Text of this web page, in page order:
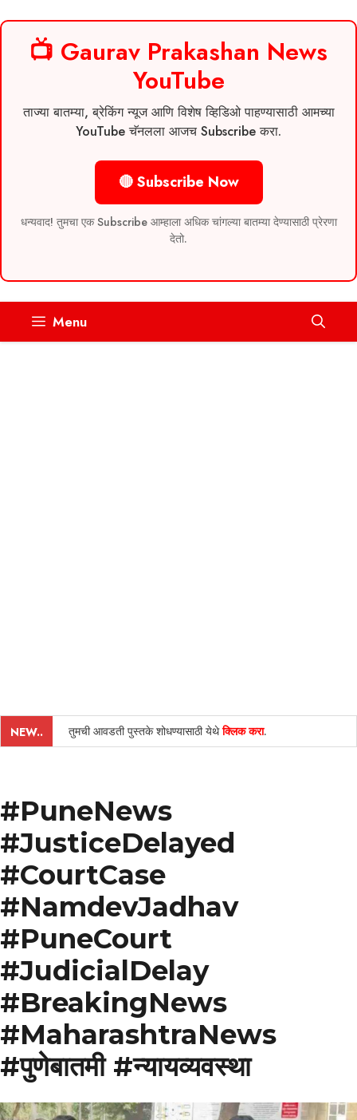
📺 Gaurav Prakashan News
YouTube
ताज्या बातम्या, ब्रेकिंग न्यूज आणि विशेष व्हिडिओ पाहण्यासाठी आमच्या
YouTube चॅनलला आजच Subscribe करा.
🔴 Subscribe Now
धन्यवाद! तुमचा एक Subscribe आम्हाला अधिक चांगल्या बातम्या देण्यासाठी प्रेरणा
देतो.
Menu
NEW.. तुमची आवडती पुस्तके शोधण्यासाठी येथेक्लिक करा.
#PuneNews
#JusticeDelayed
#CourtCase
#NamdevJadhav
#PuneCourt
#JudicialDelay
#BreakingNews
#MaharashtraNews
#पुणेबातमी #न्यायव्यवस्था